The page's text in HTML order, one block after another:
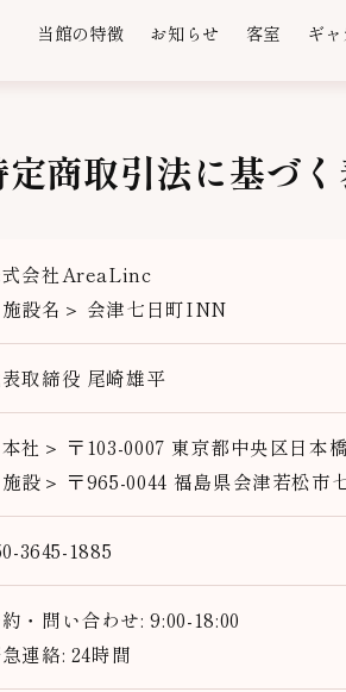
当館の特徴 お知らせ 客室 ギ
定商取引法に基づ
会社AreaLinc
施設名＞ 会津七日町INN
取締役 尾崎雄平
本社＞ 〒103-0007 東京都中央区日本
施設＞ 〒965-0044 福島県会津若松市
3645-1885
・問い合わせ: 9:00-18:00
連絡: 24時間